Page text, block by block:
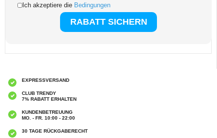
- 1 x Englisches Benutzerhandbuch
Verpacken: Euroblister
EAN: 5714122524546
EXPRESSVERSAND
CLUB TRENDY
7% RABATT ERHALTEN
KUNDENBETREUUNG
MO. - FR. 10:00 - 22:00
30 TAGE RÜCKGABERECHT